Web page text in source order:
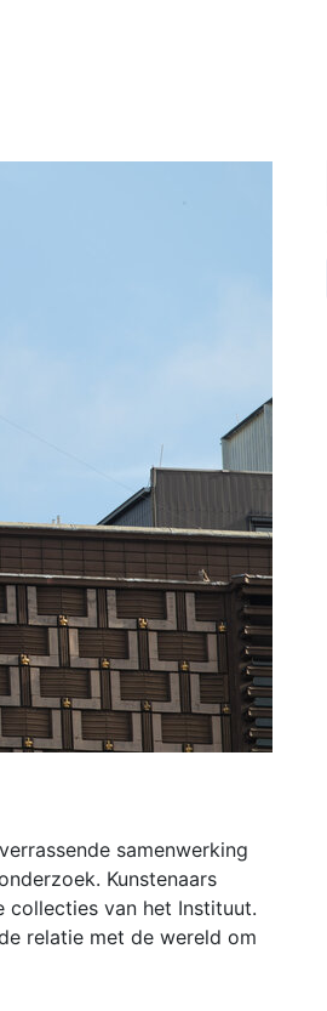
samenwerking
Kunstenaars
collecties van het Instituut.
relatie met de wereld om